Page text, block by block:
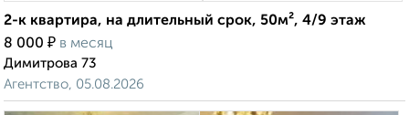
2-к квартира, на длительный срок, 50м², 4/9 этаж
8 000 ₽ в месяц
Димитрова 73
Агентство, 05.08.2026